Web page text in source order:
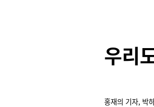
우리
홍재의 기자, 박